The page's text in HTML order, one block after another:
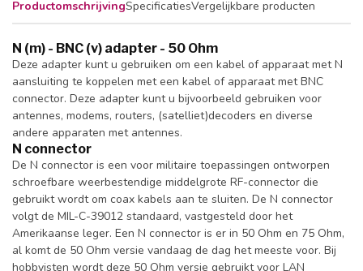
ProductomschrijvingSpecificatiesVergelijkbare producten
N (m) - BNC (v) adapter - 50 Ohm
Deze adapter kunt u gebruiken om een kabel of apparaat met N
aansluiting te koppelen met een kabel of apparaat met BNC
connector. Deze adapter kunt u bijvoorbeeld gebruiken voor
antennes, modems, routers, (satelliet)decoders en diverse
andere apparaten met antennes.
N connector
De N connector is een voor militaire toepassingen ontworpen
schroefbare weerbestendige middelgrote RF-connector die
gebruikt wordt om coax kabels aan te sluiten. De N connector
volgt de MIL-C-39012 standaard, vastgesteld door het
Amerikaanse leger. Een N connector is er in 50 Ohm en 75 Ohm,
al komt de 50 Ohm versie vandaag de dag het meeste voor. Bij
hobbyisten wordt deze 50 Ohm versie gebruikt voor LAN